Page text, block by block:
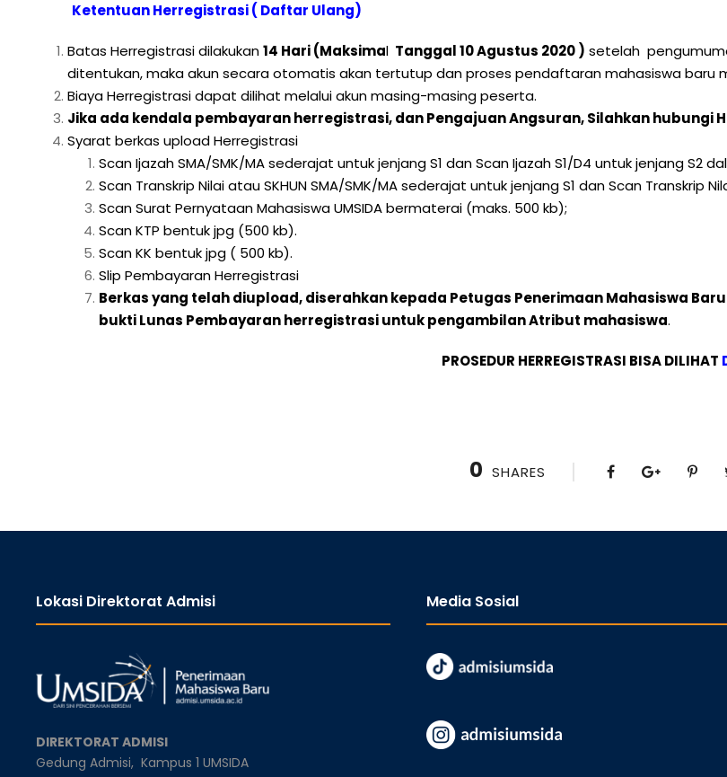
Ketentuan Herregistrasi ( Daftar Ulang)
Batas Herregistrasi dilakukan14 Hari (Maksimal Tanggal 10 Agustus 2020 ) setelah
ditentukan, maka akun secara otomatis akan tertutup dan proses pendaftaran mahasiswa baru
Biaya Herregistrasi dapat dilihat melalui akun masing-masing peserta.
Jika ada kendala pembayaran herregistrasi, dan Pengajuan Angsuran, Silahkan hubungi
Syarat berkas upload Herregistrasi
Scan Ijazah SMA/SMK/MA sederajat untuk jenjang S1 dan Scan Ijazah S1/D4 untuk jenjang S2
Scan Transkrip Nilai atau SKHUN SMA/SMK/MA sederajat untuk jenjang S1 dan Scan Transkrip
Scan Surat Pernyataan Mahasiswa UMSIDA bermaterai (maks. 500 kb);
Scan KTP bentuk jpg (500 kb).
Scan KK bentuk jpg ( 500 kb).
Slip Pembayaran Herregistrasi
Berkas yang telah diupload, diserahkan kepada Petugas Penerimaan Mahasiswa
bukti Lunas Pembayaran herregistrasi untuk pengambilan Atribut mahasiswa.
PROSEDUR HERREGISTRASI BISA DILIHAT
0 SHARES
Lokasi Direktorat Admisi
DIREKTORAT ADMISI
Gedung Admisi, Kampus 1 UMSIDA
Media Sosial